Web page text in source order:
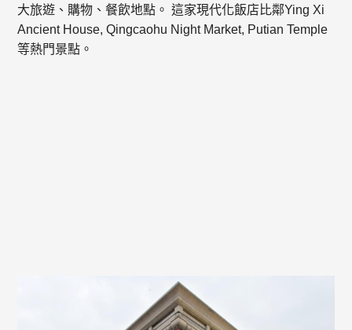
大旅遊、購物、餐飲地點。 這家現代化飯店比鄰Ying Xi
Ancient House, Qingcaohu Night Market, Putian Temple
等熱門景點。